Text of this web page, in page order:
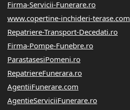
Firma-Servicii-Funerare.ro
www.copertine-inchideri-terase.com
Repatriere-Transport-Decedati.ro
Firma-Pompe-Funebre.ro
ParastasesiPomeni.ro
RepatriereFunerara.ro
AgentiiFunerare.com
AgentieServiciiFunerare.ro